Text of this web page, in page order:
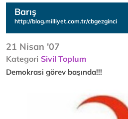
Barış
http://blog.milliyet.com.tr/cbgezginci
21 Nisan '07
Kategori Sivil Toplum
Demokrasi görev başında!!!